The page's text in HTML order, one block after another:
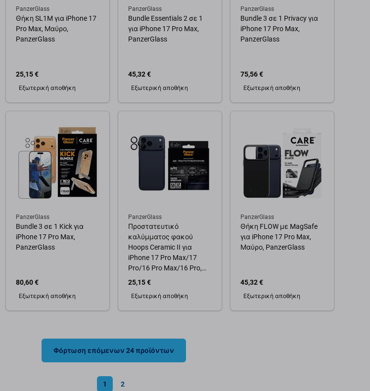
PanzerGlass
Θήκη SL1M για iPhone 17
Pro Max, Μαύρο,
PanzerGlass
25,15 €
Εξωτερική αποθήκη
PanzerGlass
Bundle Essentials 2 σε 1
για iPhone 17 Pro Max,
PanzerGlass
45,32 €
Εξωτερική αποθήκη
PanzerGlass
Bundle 3 σε 1 Privacy για
iPhone 17 Pro Max,
PanzerGlass
75,56 €
Εξωτερική αποθήκη
PanzerGlass
Bundle 3 σε 1 Kick για
iPhone 17 Pro Max,
PanzerGlass
80,60 €
Εξωτερική αποθήκη
PanzerGlass
Προστατευτικό
καλύμματος φακού
Hoops Ceramic II για
iPhone 17 Pro Max/17
Pro/16 Pro Max/16 Pro,
μαύρο, PanzerGlass
25,15 €
Εξωτερική αποθήκη
PanzerGlass
Θήκη FLOW με MagSafe
για iPhone 17 Pro Max,
Μαύρο, PanzerGlass
45,32 €
Εξωτερική αποθήκη
Φόρτωση επόμενων 24 προϊόντων
1 2